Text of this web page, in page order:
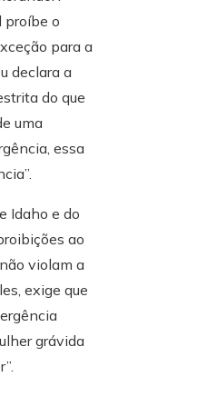
proíbe o
para a
declara a
do que
uma
essa
Idaho e do
ao
violam a
exige que
grávida